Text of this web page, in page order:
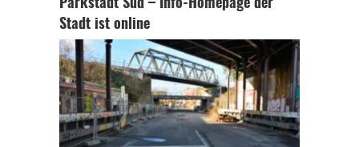
Parkstadt Süd – Info-Homepage der
Stadt ist online